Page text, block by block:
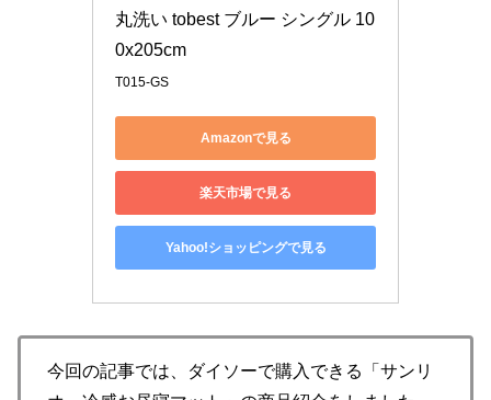
丸洗い tobest ブルー シングル 10
0x205cm
T015-GS
Amazonで見る
楽天市場で見る
Yahoo!ショッピングで見る
今回の記事では、ダイソーで購入できる「サンリ